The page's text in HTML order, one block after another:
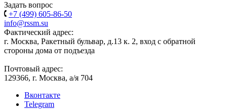
Задать вопрос
+7 (499) 605-86-50
info@rssm.su
Фактический адрес:
г. Москва, Ракетный бульвар, д.13 к. 2, вход с обратной
стороны дома от подъезда
Почтовый адрес:
129366, г. Москва, а/я 704
Вконтакте
Telegram